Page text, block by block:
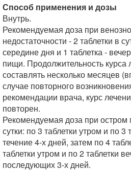
Способ применения и дозы
Внутрь.
Рекомендуемая доза при
недостаточности - 2 таблетки в
середине дня и 1 таблетка -
пищи. Продолжительность курса
составлять несколько месяцев
случае повторного
рекомендации врача, курс
повторен.
Рекомендуемая доза при остром
сутки: по 3 таблетки утром и по 3
течение 4-х дней, затем по 4
таблетки утром и по 2 таблетки
последующих 3-х дней.